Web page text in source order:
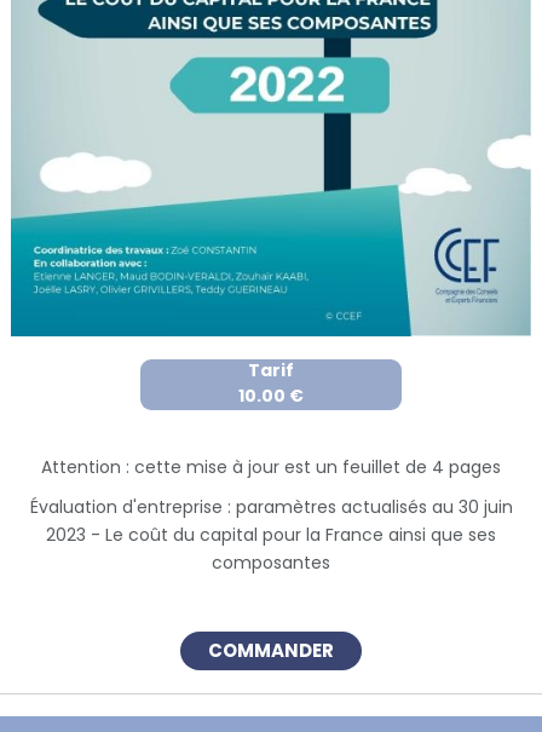
Tarif
10.00 €
Attention : cette mise à jour est un feuillet de 4 pages
Évaluation d'entreprise : paramètres actualisés au 30 juin
2023 - Le coût du capital pour la France ainsi que ses
composantes
COMMANDER